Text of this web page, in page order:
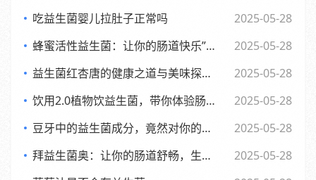
吃益生菌婴儿拉肚子正常吗
2025-05-28
蜂蜜活性益生菌：让你的肠道快乐”起来，享受生活每一天
2025-05-28
益生菌红杏唐的健康之道与美味探索之旅
2025-05-28
饮用2.0植物饮益生菌，带你体验肠道的全新活力风暴
2025-05-28
豆牙中的益生菌成分，竟然对你的肠道有如此奇妙的影响
2025-05-28
拜益生菌奥：让你的肠道舒畅，生活更轻松的小助手”
2025-05-28